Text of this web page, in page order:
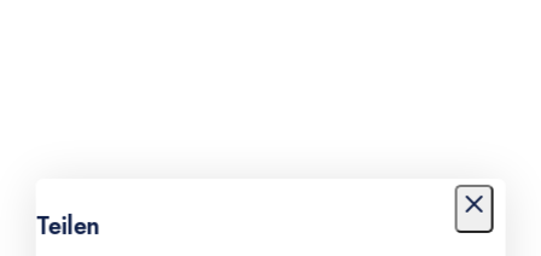
Teilen